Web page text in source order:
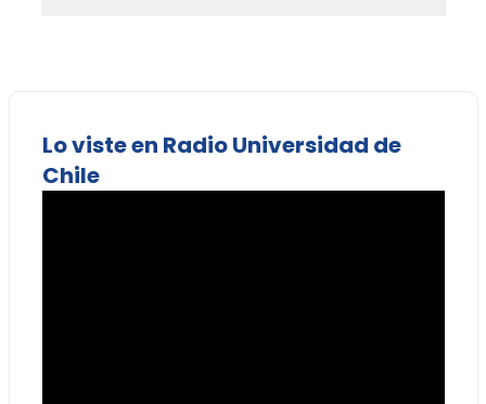
Lo viste en Radio Universidad de
Chile